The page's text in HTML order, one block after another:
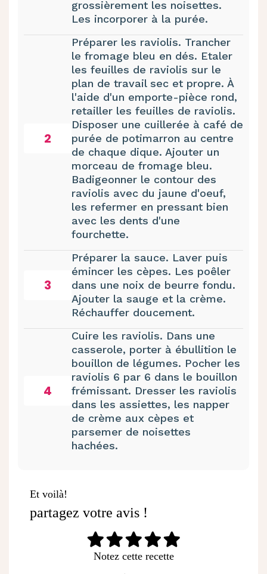
grossièrement les noisettes.
Les incorporer à la purée.
2
Préparer les raviolis. Trancher
le fromage bleu en dés. Etaler
les feuilles de raviolis sur le
plan de travail sec et propre. À
l'aide d'un emporte-pièce rond,
retailler les feuilles de raviolis.
Disposer une cuillerée à café de
purée de potimarron au centre
de chaque dique. Ajouter un
morceau de fromage bleu.
Badigeonner le contour des
raviolis avec du jaune d'oeuf,
les refermer en pressant bien
avec les dents d'une
fourchette.
3
Préparer la sauce. Laver puis
émincer les cèpes. Les poêler
dans une noix de beurre fondu.
Ajouter la sauge et la crème.
Réchauffer doucement.
4
Cuire les raviolis. Dans une
casserole, porter à ébullition le
bouillon de légumes. Pocher les
raviolis 6 par 6 dans le bouillon
frémissant. Dresser les raviolis
dans les assiettes, les napper
de crème aux cèpes et
parsemer de noisettes
hachées.
Et voilà!
partagez votre avis !
Notez cette recette